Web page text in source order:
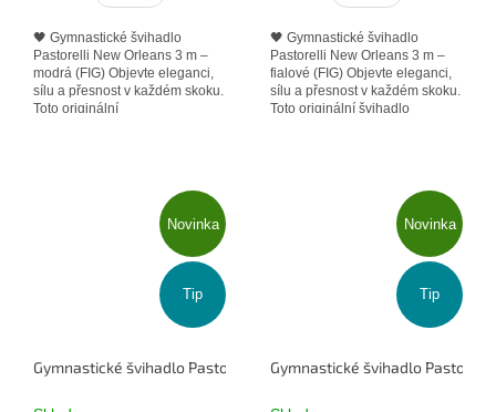
🖤 Gymnastické švihadlo
Pastorelli New Orleans 3 m –
modrá (FIG) Objevte eleganci,
sílu a přesnost v každém skoku.
Toto originální
🖤 Gymnastické švihadlo
Pastorelli New Orleans 3 m –
fialové (FIG) Objevte eleganci,
sílu a přesnost v každém skoku.
Toto originální švihadlo
Novinka
Tip
Gymnastické švihadlo Pastorelli 3m New Orleans oranžové 00106
Novinka
Tip
Gymnastické švihadlo